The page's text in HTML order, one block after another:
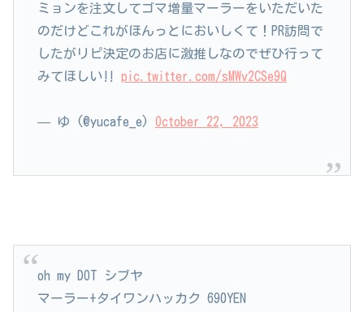
ミョンを注文してゴマ増量マーラーをいただいた
のだけどこれがほんっとにおいしくて！PR訪問で
したがリピ決定のお店に激推しなのでぜひ行って
みてほしい‼️ pic.twitter.com/sMWv2CSe9Q
— ゆ (@yucafe_e) October 22, 2023
oh my DOT シブヤ
マーラー+タイワンハッカク 690YEN